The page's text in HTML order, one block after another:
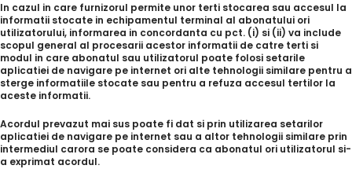
In cazul in care furnizorul permite unor terti stocarea sau accesul la
informatii stocate in echipamentul terminal al abonatului ori
utilizatorului, informarea in concordanta cu pct. (i) si (ii) va include
scopul general al procesarii acestor informatii de catre terti si
modul in care abonatul sau utilizatorul poate folosi setarile
aplicatiei de navigare pe internet ori alte tehnologii similare pentru a
sterge informatiile stocate sau pentru a refuza accesul tertilor la
aceste informatii.
Acordul prevazut mai sus poate fi dat si prin utilizarea setarilor
aplicatiei de navigare pe internet sau a altor tehnologii similare prin
intermediul carora se poate considera ca abonatul ori utilizatorul si-
a exprimat acordul.